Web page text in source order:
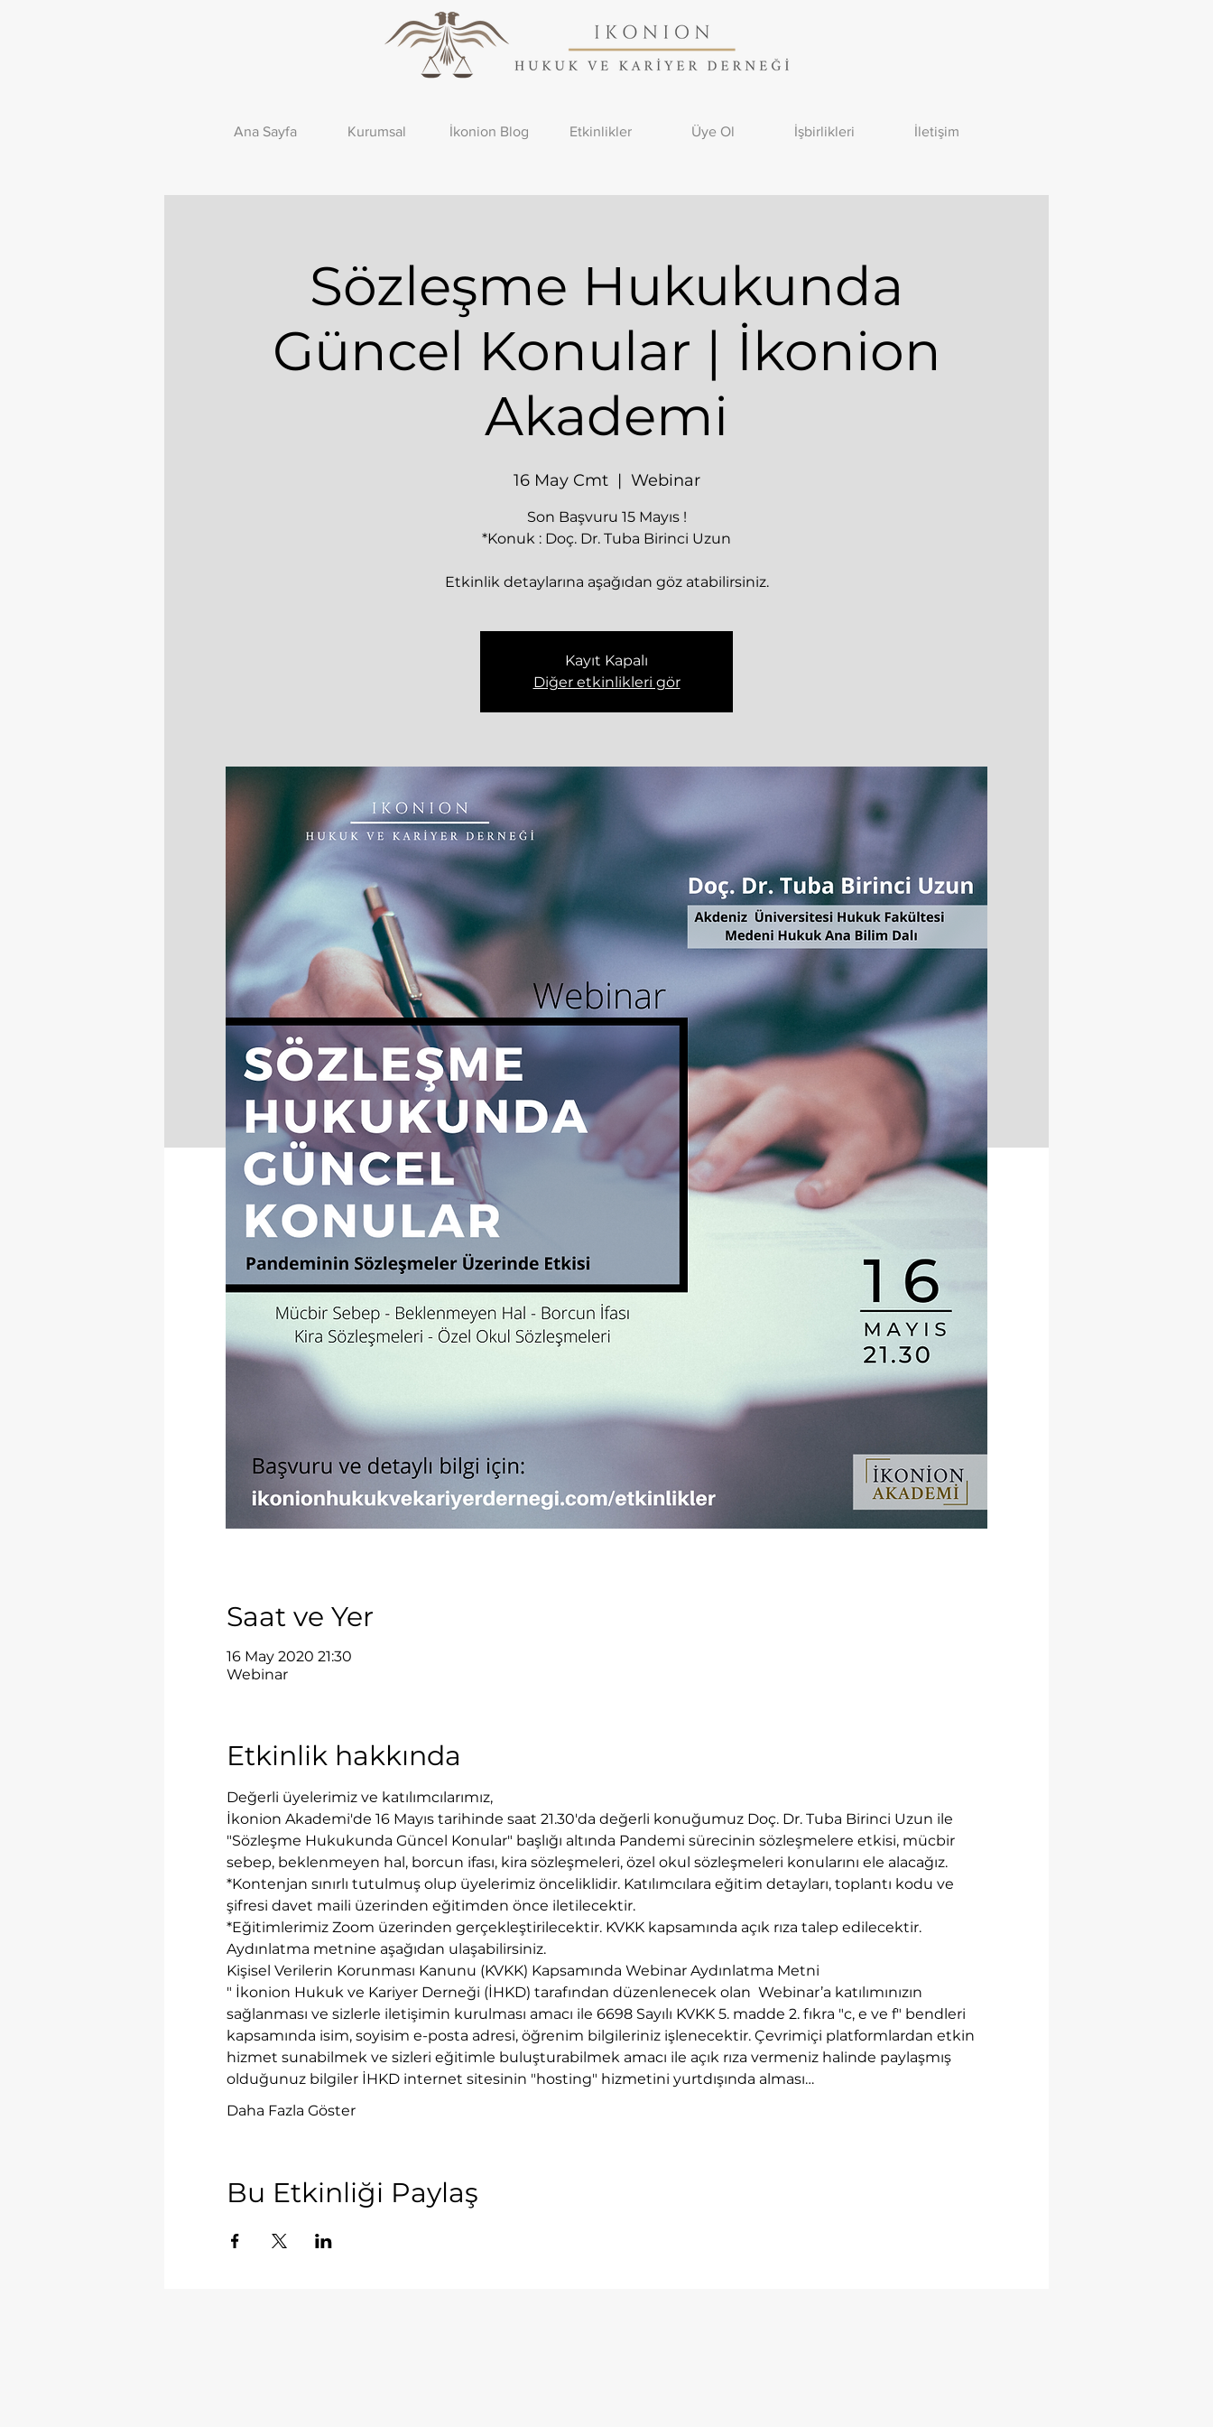
Ana Sayfa Kurumsal İkonion Blog Etkinlikler Üye Ol İşbirlikleri İletişim
Sözleşme Hukukunda
Güncel Konular | İkonion
Akademi
16 May Cmt
  |
Webinar
Son Başvuru 15 Mayıs !
*Konuk : Doç. Dr. Tuba Birinci Uzun
Etkinlik detaylarına aşağıdan göz atabilirsiniz.
Kayıt Kapalı
Diğer etkinlikleri gör
Saat ve Yer
16 May 2020 21:30
Webinar
Etkinlik hakkında
Değerli üyelerimiz ve katılımcılarımız,
İkonion Akademi'de 16 Mayıs tarihinde saat 21.30'da değerli konuğumuz Doç. Dr. Tuba Birinci Uzun ile
"Sözleşme Hukukunda Güncel Konular" başlığı altında Pandemi sürecinin sözleşmelere etkisi, mücbir
sebep, beklenmeyen hal, borcun ifası, kira sözleşmeleri, özel okul sözleşmeleri konularını ele alacağız.
*Kontenjan sınırlı tutulmuş olup üyelerimiz önceliklidir. Katılımcılara eğitim detayları, toplantı kodu ve
şifresi davet maili üzerinden eğitimden önce iletilecektir.
*Eğitimlerimiz Zoom üzerinden gerçekleştirilecektir. KVKK kapsamında açık rıza talep edilecektir.
Aydınlatma metnine aşağıdan ulaşabilirsiniz.
Kişisel Verilerin Korunması Kanunu (KVKK) Kapsamında Webinar Aydınlatma Metni
" İkonion Hukuk ve Kariyer Derneği (İHKD) tarafından düzenlenecek olan  Webinar’a katılımınızın
sağlanması ve sizlerle iletişimin kurulması amacı ile 6698 Sayılı KVKK 5. madde 2. fıkra "c, e ve f" bendleri
kapsamında isim, soyisim e-posta adresi, öğrenim bilgileriniz işlenecektir. Çevrimiçi platformlardan etkin
hizmet sunabilmek ve sizleri eğitimle buluşturabilmek amacı ile açık rıza vermeniz halinde paylaşmış
olduğunuz bilgiler İHKD internet sitesinin "hosting" hizmetini yurtdışında alması…
Daha Fazla Göster
Bu Etkinliği Paylaş